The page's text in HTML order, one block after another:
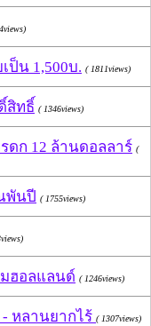
ป็น 1,500บ. ( 1811views)
สิทธิ์ ( 1346views)
ดก 12 ล้านดอลลาร์ (
พันปี ( 1755views)
มฮอลแลนด์ ( 1246views)
- หลานยากไร้ ( 1307views)